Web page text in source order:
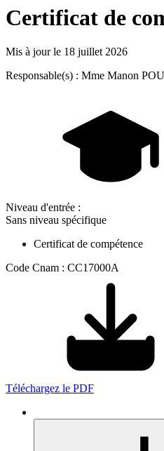
Certificat de
Mis à jour le 18 juillet 2026
Responsable(s) : Mme Manon
Niveau d'entrée :
Sans niveau spécifique
Certificat de compétence
Code Cnam : CC17000A
Téléchargez le PDF